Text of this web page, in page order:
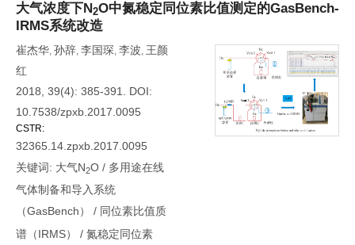
大气浓度下N2O中氮稳定同位素比值测定的GasBench-
IRMS系统改造
崔杰华, 孙辞, 李国琛, 李波, 王颜
红
2018, 39(4): 385-391.
DOI:
10.7538/zpxb.2017.0095
CSTR:
32365.14.zpxb.2017.0095
关键词: 大气N2O / 多用途在线
气体制备和导入系统
（GasBench）
/ 同位素比值质
谱（IRMS）
/ 氮稳定同位素